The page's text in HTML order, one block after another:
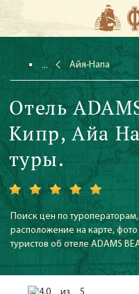
Айя-Напа
Отель
Кипр, Айа
туры.
Поиск цен по
расположение на карте,
туристов об отеле ADAMS